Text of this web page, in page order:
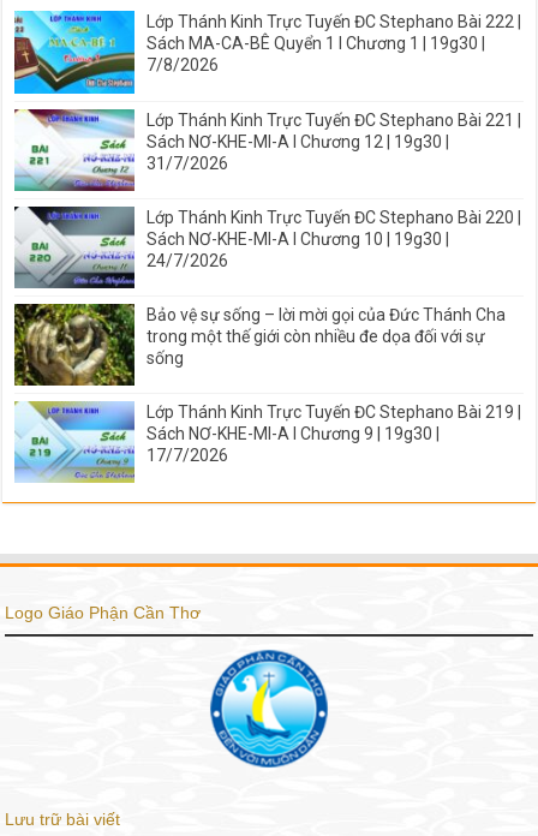
Lớp Thánh Kinh Trực Tuyến ĐC Stephano Bài 222 |
Sách MA-CA-BÊ Quyển 1 I Chương 1 | 19g30 |
7/8/2026
Lớp Thánh Kinh Trực Tuyến ĐC Stephano Bài 221 |
Sách NƠ-KHE-MI-A I Chương 12 | 19g30 |
31/7/2026
Lớp Thánh Kinh Trực Tuyến ĐC Stephano Bài 220 |
Sách NƠ-KHE-MI-A I Chương 10 | 19g30 |
24/7/2026
Bảo vệ sự sống – lời mời gọi của Đức Thánh Cha
trong một thế giới còn nhiều đe dọa đối với sự
sống
Lớp Thánh Kinh Trực Tuyến ĐC Stephano Bài 219 |
Sách NƠ-KHE-MI-A I Chương 9 | 19g30 |
17/7/2026
Logo Giáo Phận Cần Thơ
Lưu trữ bài viết